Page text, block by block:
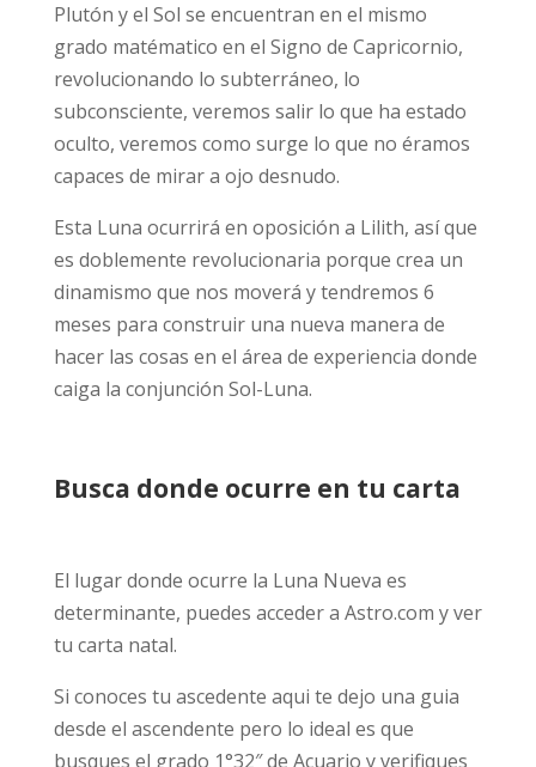
Plutón y el Sol se encuentran en el mismo
grado matématico en el Signo de Capricornio,
revolucionando lo subterráneo, lo
subconsciente, veremos salir lo que ha estado
oculto, veremos como surge lo que no éramos
capaces de mirar a ojo desnudo.
Esta Luna ocurrirá en oposición a Lilith, así que
es doblemente revolucionaria porque crea un
dinamismo que nos moverá y tendremos 6
meses para construir una nueva manera de
hacer las cosas en el área de experiencia donde
caiga la conjunción Sol-Luna.
Busca donde ocurre en tu carta
El lugar donde ocurre la Luna Nueva es
determinante, puedes acceder a Astro.com y ver
tu carta natal.
Si conoces tu ascedente aqui te dejo una guia
desde el ascendente pero lo ideal es que
busques el grado 1°32″ de Acuario y verifiques